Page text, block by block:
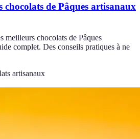
chocolats de Pâques artisanaux
meilleurs chocolats de Pâques
complet. Des conseils pratiques à ne
artisanaux